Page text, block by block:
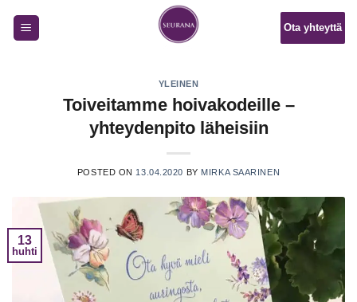
Ota yhteyttä
YLEINEN
Toiveitamme hoivakodeille –
yhteydenpito läheisiin
POSTED ON 13.04.2020 BY MIRKA SAARINEN
13
huhti